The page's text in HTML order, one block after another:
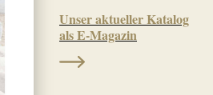
Unser aktueller Katalog
als E-Magazin